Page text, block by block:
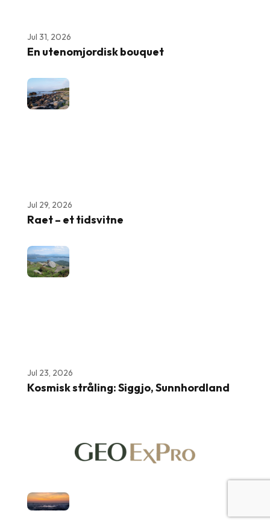
Jul 31, 2026
En utenomjordisk bouquet
Jul 29, 2026
Raet – et tidsvitne
Jul 23, 2026
Kosmisk stråling: Siggjo, Sunnhordland